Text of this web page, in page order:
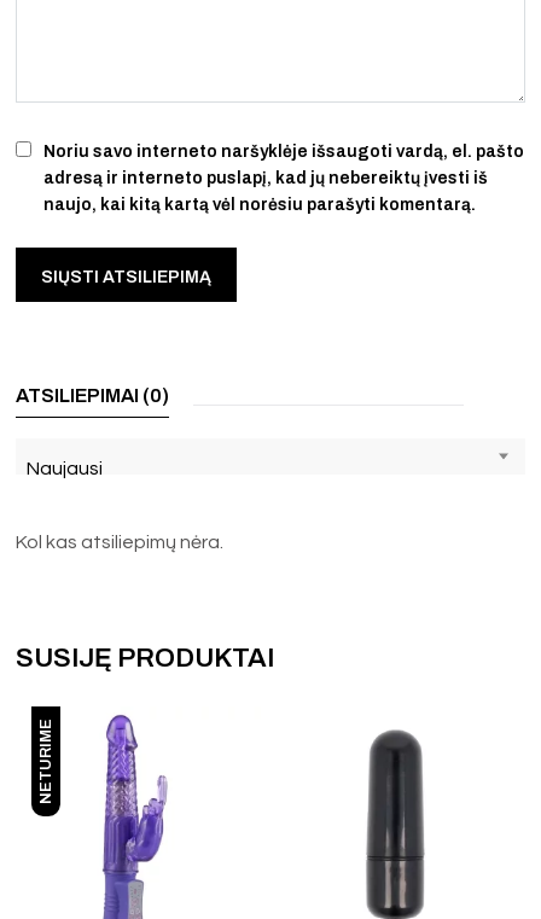
Noriu savo interneto naršyklėje išsaugoti vardą, el. pašto
adresą ir interneto puslapį, kad jų nebereiktų įvesti iš
naujo, kai kitą kartą vėl norėsiu parašyti komentarą.
ATSILIEPIMAI (0)
Naujausi
Kol kas atsiliepimų nėra.
SUSIJĘ PRODUKTAI
NETURIME